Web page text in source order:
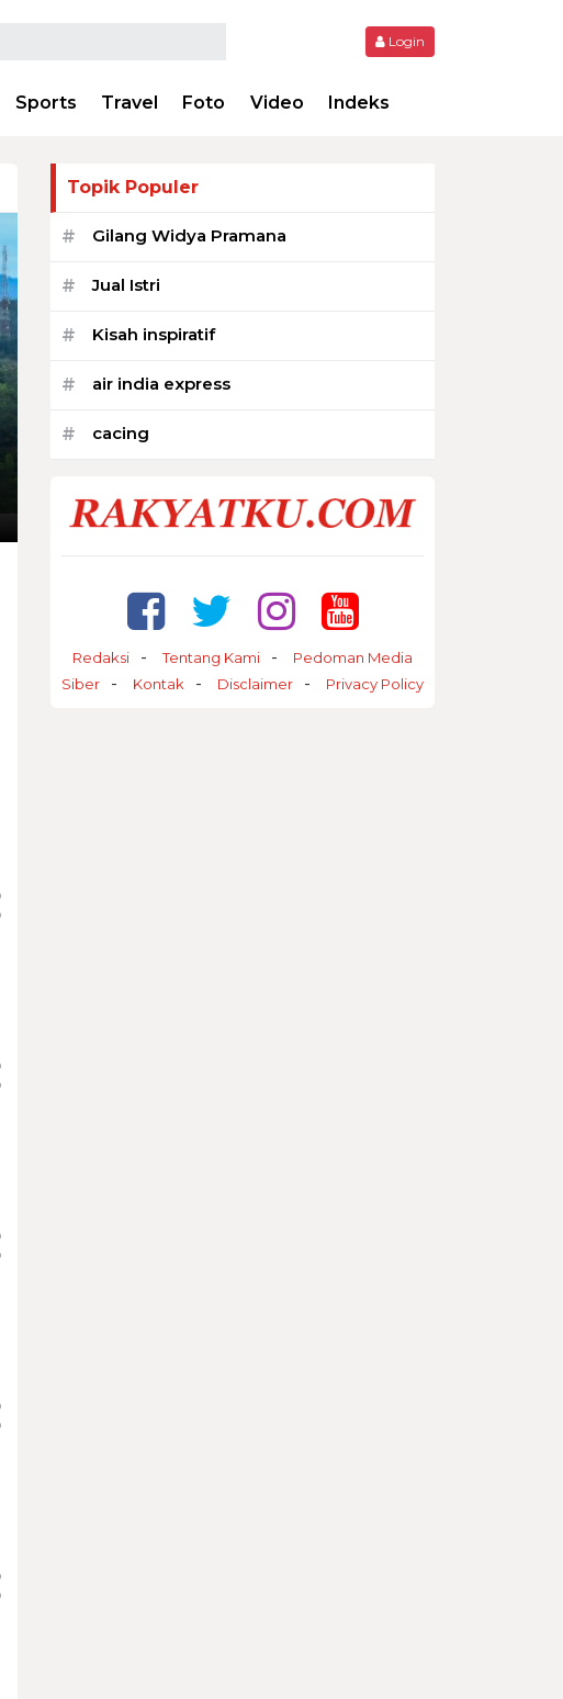
Login
Sports Travel Foto Video Indeks
Topik Populer
# Gilang Widya Pramana
# Jual Istri
# Kisah inspiratif
# air india express
# cacing
Redaksi Tentang Kami
Pedoman Media
Siber
Kontak Disclaimer Privacy Policy